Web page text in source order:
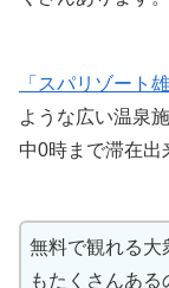
「スパリゾート
ような広い温泉
中0時まで滞在出
無料で観れる大
もたくさんある